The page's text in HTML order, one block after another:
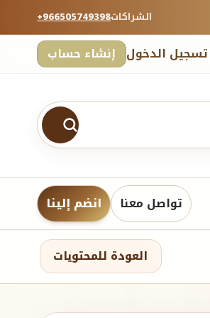
+966505749398الشراكات
تسجيل الدخول إنشاء حساب
تواصل معنا انضم إلينا
العودة للمحتويات